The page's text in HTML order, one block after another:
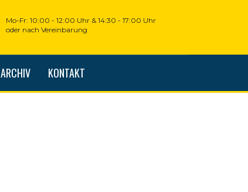
Mo-Fr: 10:00 - 12:00 Uhr & 14:30 - 17:00 Uhr
oder nach Vereinbarung
ARCHIV KONTAKT